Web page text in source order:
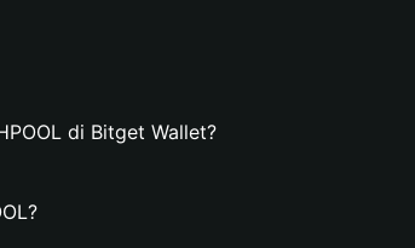
di Bitget Wallet?